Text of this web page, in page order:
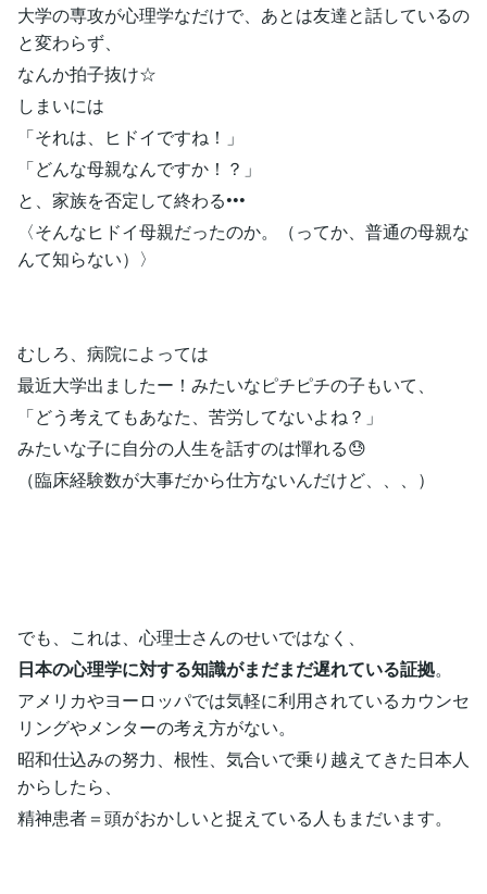
大学の専攻が心理学なだけで、あとは友達と話しているの
と変わらず、
なんか拍子抜け☆
しまいには
「それは、ヒドイですね！」
「どんな母親なんですか！？」
と、家族を否定して終わる•••
〈そんなヒドイ母親だったのか。（ってか、普通の母親な
んて知らない）〉
むしろ、病院によっては
最近大学出ましたー！みたいなピチピチの子もいて、
「どう考えてもあなた、苦労してないよね？」
みたいな子に自分の人生を話すのは憚れる😓
（臨床経験数が大事だから仕方ないんだけど、、、）
でも、これは、心理士さんのせいではなく、
日本の心理学に対する知識がまだまだ遅れている証拠。
アメリカやヨーロッパでは気軽に利用されているカウンセ
リングやメンターの考え方がない。
昭和仕込みの努力、根性、気合いで乗り越えてきた日本人
からしたら、
精神患者＝頭がおかしいと捉えている人もまだいます。